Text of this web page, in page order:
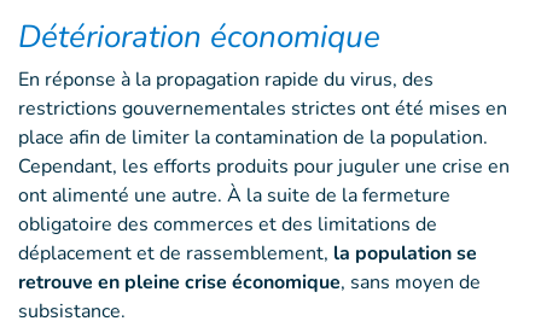
Détérioration économique
En réponse à la propagation rapide du virus, des
restrictions gouvernementales strictes ont été mises en
place afin de limiter la contamination de la population.
Cependant, les efforts produits pour juguler une crise en
ont alimenté une autre. À la suite de la fermeture
obligatoire des commerces et des limitations de
déplacement et de rassemblement, la population se
retrouve en pleine crise économique, sans moyen de
subsistance.